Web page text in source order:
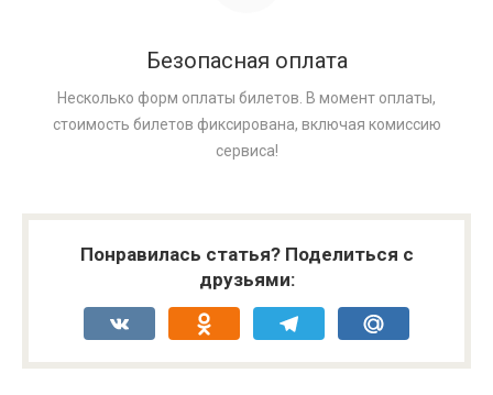
Безопасная оплата
Несколько форм оплаты билетов. В момент оплаты,
стоимость билетов фиксирована, включая комиссию
сервиса!
Понравилась статья? Поделиться с
друзьями:
VK OdnoklassnikiTelegram